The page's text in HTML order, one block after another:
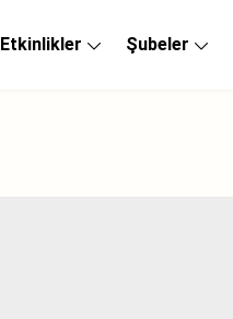
Etkinlikler Şubeler